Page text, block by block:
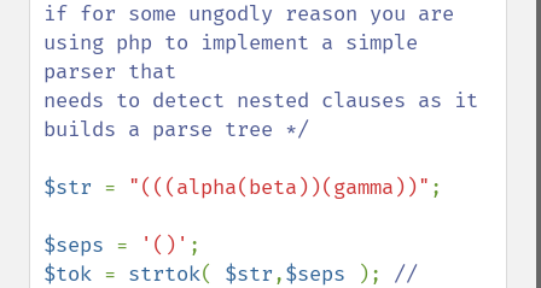
if for some ungodly reason you are
using php to implement a simple
parser that
needs to detect nested clauses as it
builds a parse tree */
$str = "(((alpha(beta))(gamma))" ;
$seps = '()'
$tok = strtok( $str,$seps ); //